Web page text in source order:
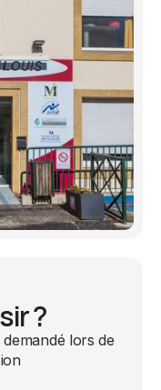
?
lors de